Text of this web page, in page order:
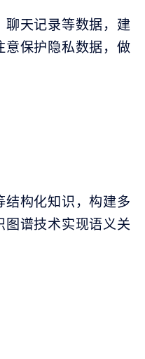
天记录等数据，建
意保护隐私数据，做
构化知识，构建多
谱技术实现语义关